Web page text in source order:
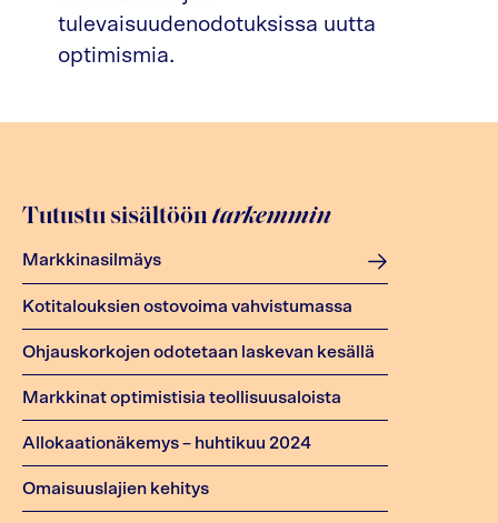
tulevaisuudenodotuksissa uutta
optimismia.
Tutustu sisältöön tarkemmin
Markkinasilmäys
Kotitalouksien ostovoima vahvistumassa
Ohjauskorkojen odotetaan laskevan kesällä
Markkinat optimistisia teollisuusaloista
Allokaationäkemys – huhtikuu 2024
Omaisuuslajien kehitys